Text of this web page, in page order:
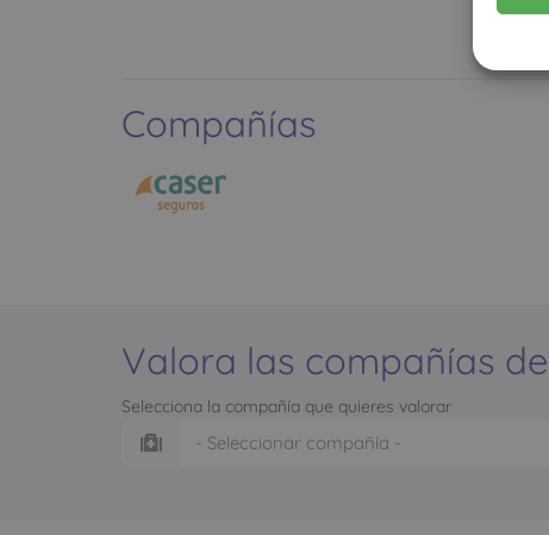
Compañías
Valora las compañías
Selecciona la compañía que quieres valorar